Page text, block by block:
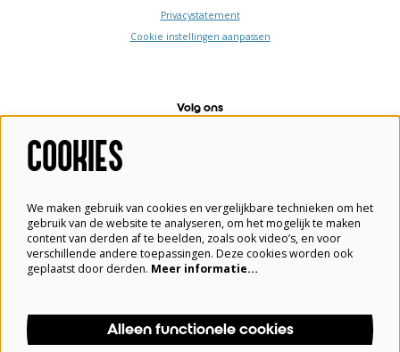
Privacystatement
Cookie instellingen aanpassen
Volg ons
Aanmelden
Deze site wordt beschermd door reCAPTCHA, dataverwerking gebeurt in overeenstemming met deCloud Data Processing Addendum van Google.
COOKIES
We maken gebruik van cookies en vergelijkbare technieken om het
gebruik van de website te analyseren, om het mogelijk te maken
content van derden af te beelden, zoals ook video’s, en voor
verschillende andere toepassingen. Deze cookies worden ook
geplaatst door derden. Meer informatie…
Alleen functionele cookies